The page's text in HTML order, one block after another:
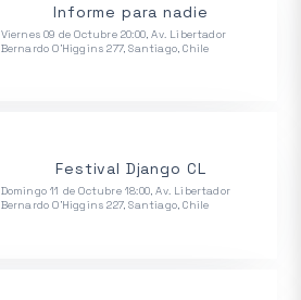
Informe para nadie
Viernes 09 de Octubre 20:00, Av. Libertador
Bernardo O'Higgins 277, Santiago, Chile
Festival Django CL
Domingo 11 de Octubre 18:00, Av. Libertador
Bernardo O'Higgins 227, Santiago, Chile